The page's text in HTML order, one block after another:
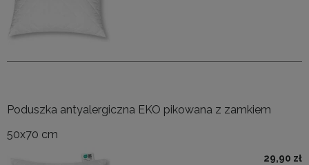
Poduszka antyalergiczna EKO pikowana z zamkiem
50x70 cm
29,90 zł